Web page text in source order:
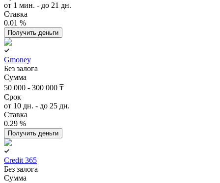
от 1 мин. - до 21 дн.
Ставка
0.01 %
Получить деньги
Gmoney
Без залога
Сумма
50 000 - 300 000 ₸
Срок
от 10 дн. - до 25 дн.
Ставка
0.29 %
Получить деньги
Credit 365
Без залога
Сумма